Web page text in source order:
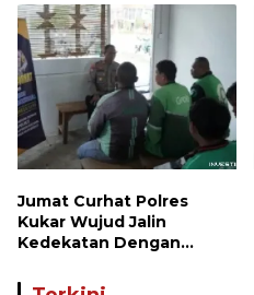
Ekstasi di Air Jamban,
Tiga Pelaku Diamankan
Jumat Curhat Polres
Kukar Wujud Jalin
Kedekatan Dengan